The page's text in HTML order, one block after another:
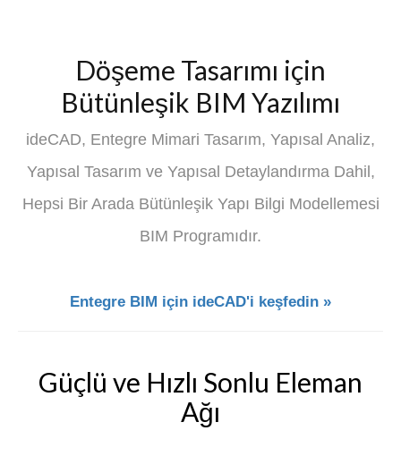
Döşeme Tasarımı için
Bütünleşik BIM Yazılımı
ideCAD, Entegre Mimari Tasarım, Yapısal Analiz,
Yapısal Tasarım ve Yapısal Detaylandırma Dahil,
Hepsi Bir Arada Bütünleşik Yapı Bilgi Modellemesi
BIM Programıdır.
Entegre BIM için ideCAD'i keşfedin »
Güçlü ve Hızlı Sonlu Eleman
Ağı